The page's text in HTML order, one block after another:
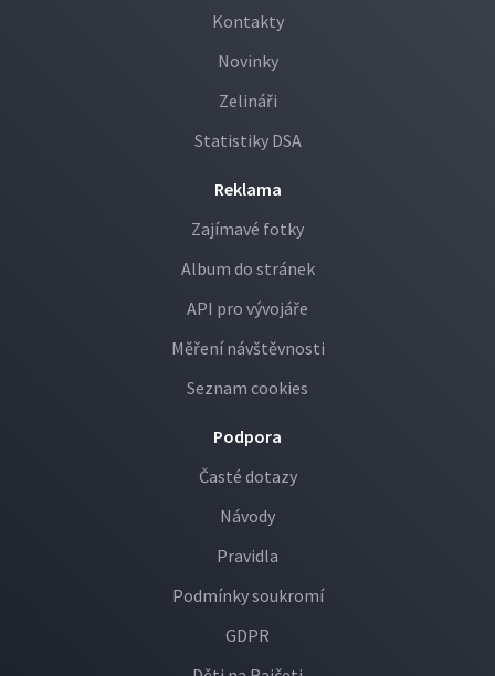
Kontakty
Novinky
Zelináři
Statistiky DSA
Reklama
Zajímavé fotky
Album do stránek
API pro vývojáře
Měření návštěvnosti
Seznam cookies
Podpora
Časté dotazy
Návody
Pravidla
Podmínky soukromí
GDPR